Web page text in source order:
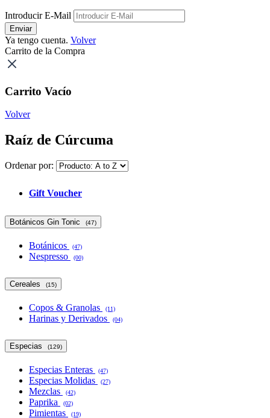
Introducir E-Mail
Enviar
Ya tengo cuenta. Volver
Carrito de la Compra
Carrito Vacío
Volver
Raíz de Cúrcuma
Ordenar por:
Gift Voucher
Botánicos Gin Tonic (47)
Botánicos (47)
Nespresso (00)
Cereales (15)
Copos & Granolas (11)
Harinas y Derivados (04)
Especias (129)
Especias Enteras (47)
Especias Molidas (27)
Mezclas (42)
Paprika (02)
Pimientas (19)